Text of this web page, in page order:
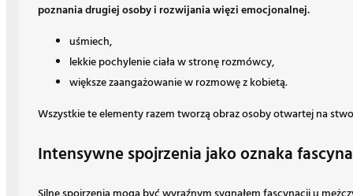
poznania drugiej osoby i rozwijania więzi emocjonalnej.
uśmiech,
lekkie pochylenie ciała w stronę rozmówcy,
większe zaangażowanie w rozmowę z kobietą.
Wszystkie te elementy razem tworzą obraz osoby otwartej na
Intensywne spojrzenia jako oznaka